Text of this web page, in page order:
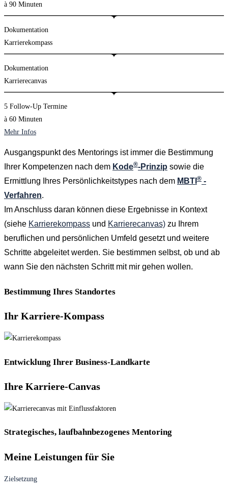
à 90 Minuten
Dokumentation
Karrierekompass
Dokumentation
Karrierecanvas
5 Follow-Up Termine
à 60 Minuten
Mehr Infos
Ausgangspunkt des Mentorings ist immer die Bestimmung
Ihrer Kompetenzen nach dem Kode®-Prinzip sowie die
Ermittlung Ihres Persönlichkeitstypes nach dem MBTI ® -
Verfahren.
Im Anschluss daran können diese Ergebnisse in Kontext
(siehe Karrierekompass und Karrierecanvas) zu Ihrem
beruflichen und persönlichen Umfeld gesetzt und weitere
Schritte abgeleitet werden. Sie bestimmen selbst, ob und ab
wann Sie den nächsten Schritt mit mir gehen wollen.
Bestimmung Ihres Standortes
Ihr Karriere-Kompass
Entwicklung Ihrer Business-Landkarte
Ihre Karriere-Canvas
Strategisches, laufbahnbezogenes Mentoring
Meine Leistungen für Sie
Zielsetzung